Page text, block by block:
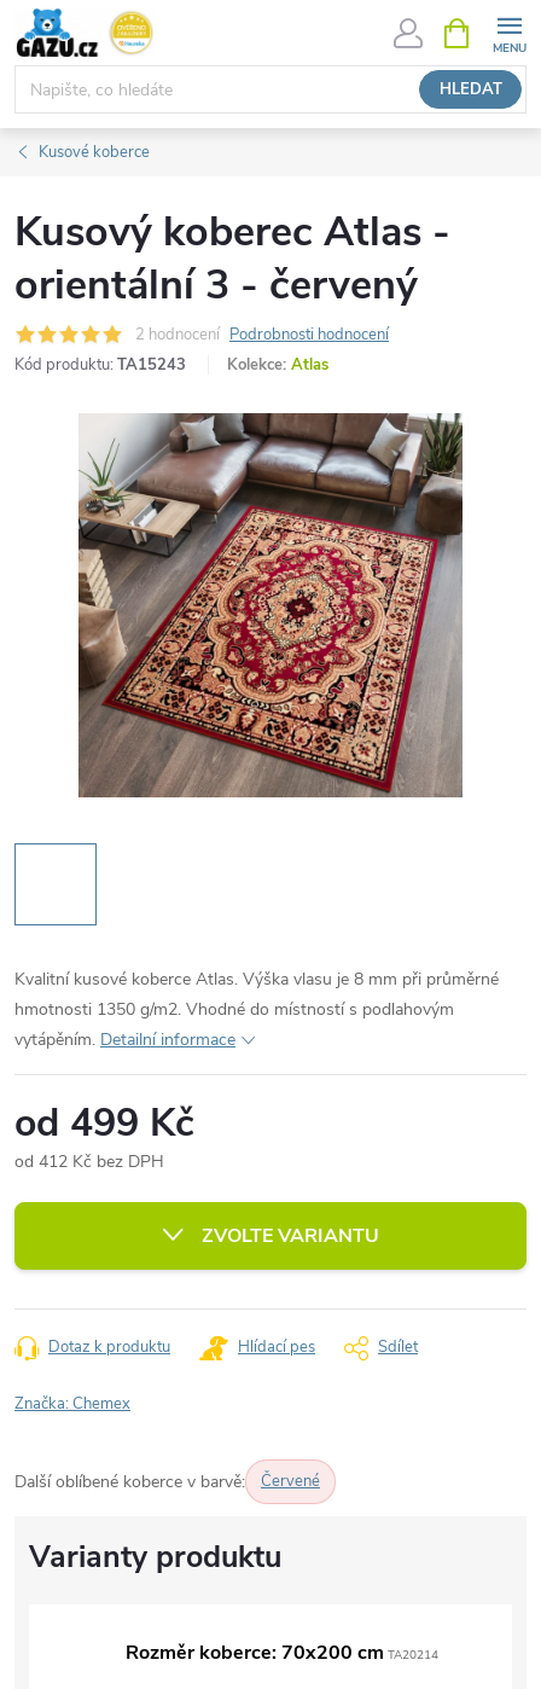
Přejít
obsah
HLEDAT
NÁKUPNÍ
KOŠÍK
Kusové koberce
Kusový koberec Atlas -
orientální 3 - červený
2 hodnocení Podrobnosti hodnocení
Kód produktu: TA15243 Kolekce: Atlas
Kvalitní kusové koberce Atlas. Výška vlasu je 8 mm při průměrné
hmotnosti 1350 g/m2. Vhodné do místností s podlahovým
vytápěním. Detailní informace
od 499 Kč
od 412 Kč bez DPH
cena:
ZVOLTE VARIANTU
Dotaz k produktu Hlídací pes Sdílet
Značka:Chemex
Další oblíbené koberce v barvě: Červené
Rozměr koberce: 70x200 cm TA20214